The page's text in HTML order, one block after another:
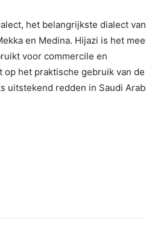
het belangrijkste dialect
en Medina. Hijazi is het
voor commercile en
het praktische gebruik van
uitstekend redden in Saudi